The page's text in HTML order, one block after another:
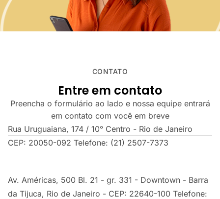
CONTATO
Entre em contato
Preencha o formulário ao lado e nossa equipe entrará
em contato com você em breve
Rua Uruguaiana, 174 / 10° Centro - Rio de Janeiro
CEP: 20050-092 Telefone: (21) 2507-7373
Av. Américas, 500 Bl. 21 - gr. 331 - Downtown - Barra
da Tijuca, Rio de Janeiro - CEP: 22640-100 Telefone: